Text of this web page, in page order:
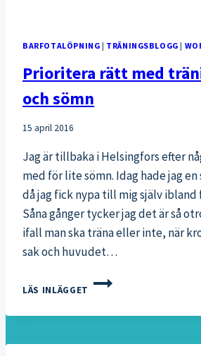
BARFOTALÖPNING | TRÄNINGSBLOGG |
Prioritera rätt med
och sömn
15 april 2016
Jag är tillbaka i Helsingfors efter
med för lite sömn. Idag hade jag
då jag fick nypa till mig själv ibland
Såna gånger tycker jag det är så
ifall man ska träna eller inte, när
sak och huvudet…
LÄS INLÄGGET
PRIORITERA